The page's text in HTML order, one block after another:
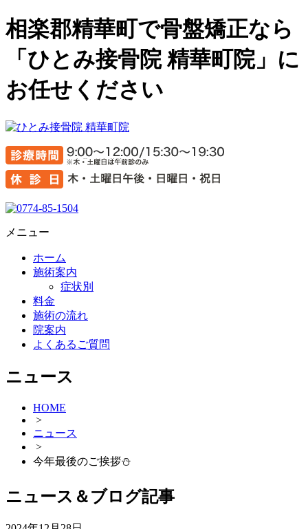
相楽郡精華町で骨盤矯正なら
「ひとみ接骨院 精華町院」に
お任せください
メニュー
ホーム
施術案内
症状別
料金
施術の流れ
院案内
よくあるご質問
ニュース
HOME
>
ニュース
>
今年最後のご挨拶⛄️
ニュース＆ブログ記事